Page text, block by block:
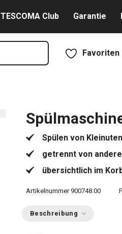
TESCOMA Club Garantie
Favoriten
Spülen von
getrennt von
übersichtlich im
Artikelnummer 900748.00
Beschreibung